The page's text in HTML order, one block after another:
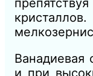
Ванадиевая
и при